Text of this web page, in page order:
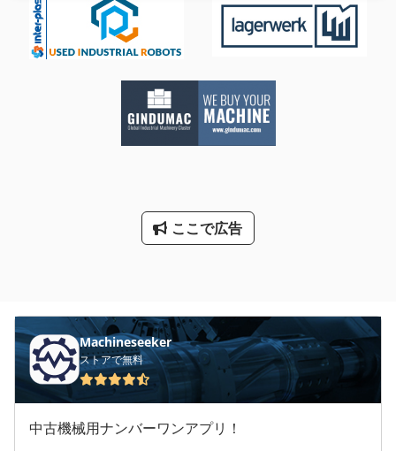
ここで広告
Machineseeker
ストアで無料
中古機械用ナンバーワンアプリ！